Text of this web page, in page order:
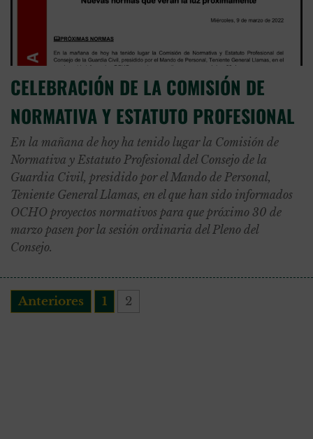
CELEBRACIÓN DE LA COMISIÓN DE
NORMATIVA Y ESTATUTO PROFESIONAL
En la mañana de hoy ha tenido lugar la Comisión de
Normativa y Estatuto Profesional del Consejo de la
Guardia Civil, presidido por el Mando de Personal,
Teniente General Llamas, en el que han sido informados
OCHO proyectos normativos para que próximo 30 de
marzo pasen por la sesión ordinaria del Pleno del
Consejo.
Anteriores 1 2